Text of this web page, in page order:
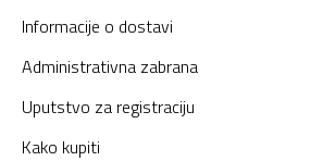
Informacije o dostavi
Administrativna zabrana
Uputstvo za registraciju
Kako kupiti